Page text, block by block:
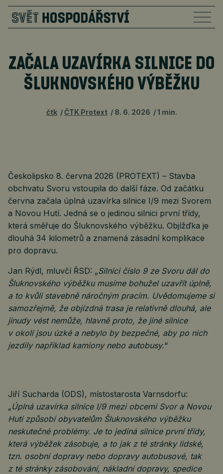
ZAČALA UZAVÍRKA SILNICE DO
ŠLUKNOVSKÉHO VÝBĚŽKU
čtk ČTK Protext 8. 6. 2026 1 min.
Českolipsko 8. června 2026 (PROTEXT) – Stavba
obchvatu Svoru vstoupila do další fáze. Od začátku
června začala úplná uzavírka silnice I/9 mezi Svorem
a Novou Hutí. Jedná se o jedinou silnici první třídy,
která směřuje do Šluknovského výběžku. Objížďka je
dlouhá 34 kilometrů a znamená zásadní komplikace
pro dopravu.
Jan Rýdl, mluvčí ŘSD: „Silnici číslo 9 ze Svoru dál do
Šluknovského výběžku musíme bohužel uzavřít úplně,
a to kvůli stavebně náročným pracím. Uvědomujeme si
samozřejmě, že objízdná trasa je relativně dlouhá, ale
jinudy vést nemůže, hlavně proto, že jiné silnice
v okolí jsou úzké a nebylo by bezpečné, aby po nich
jezdily například kamiony nebo autobusy.“
Jiří Sucharda (ODS), místostarosta Varnsdorfu:
„Úplná uzavírka silnice I/9 mezi obcemi Svor a Novou
Hutí způsobí obyvatelům Šluknovského výběžku
neskutečné problémy. Je to jediná silnice první třídy,
která výběžek zásobuje, a to jak z té stránky lidské,
tzn. osobní dopravy nebo dopravy autobusové, tak
z té stránky zásobování, nákladní dopravy, spedice